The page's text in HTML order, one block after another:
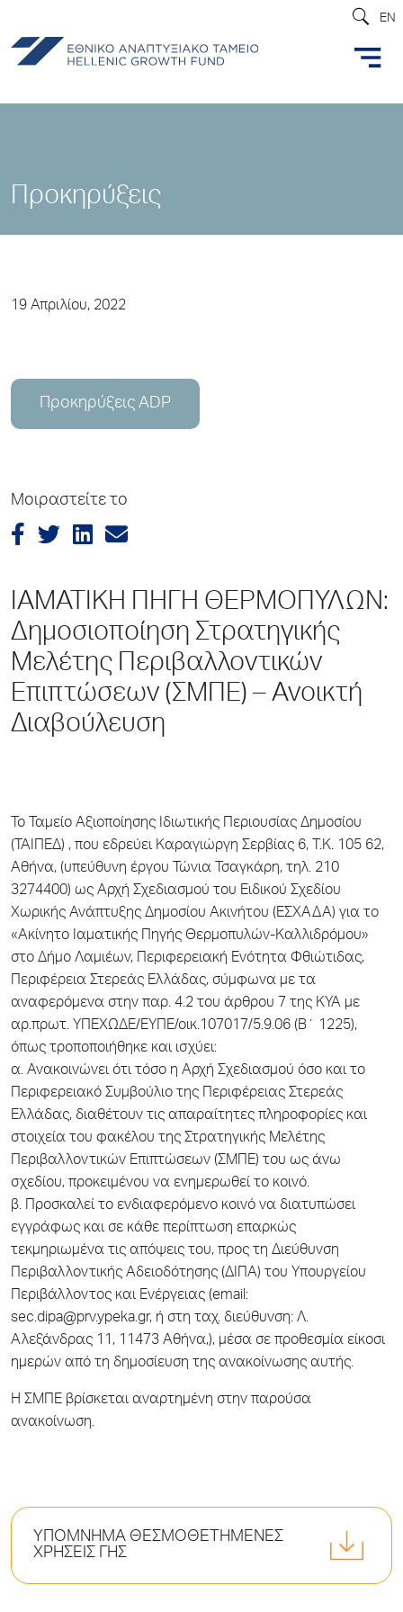
EN
Προκηρύξεις
19 Απριλίου, 2022
Προκηρύξεις ADP
Μοιραστείτε το
ΙΑΜΑΤΙΚΗ ΠΗΓΗ ΘΕΡΜΟΠΥΛΩΝ:
Δημοσιοποίηση Στρατηγικής
Μελέτης Περιβαλλοντικών
Επιπτώσεων (ΣΜΠΕ) – Ανοικτή
Διαβούλευση
Το Ταμείο Αξιοποίησης Ιδιωτικής Περιουσίας Δημοσίου
(ΤΑΙΠΕΔ) , που εδρεύει Καραγιώργη Σερβίας 6, Τ.Κ. 105 62,
Αθήνα, (υπεύθυνη έργου Τώνια Τσαγκάρη, τηλ. 210
3274400) ως Αρχή Σχεδιασμού του Ειδικού Σχεδίου
Χωρικής Ανάπτυξης Δημοσίου Ακινήτου (ΕΣΧΑΔΑ) για το
«Ακίνητο Ιαματικής Πηγής Θερμοπυλών-Καλλιδρόμου»
στο Δήμο Λαμιέων, Περιφερειακή Ενότητα Φθιώτιδας,
Περιφέρεια Στερεάς Ελλάδας, σύμφωνα με τα
αναφερόμενα στην παρ. 4.2 του άρθρου 7 της ΚΥΑ με
αρ.πρωτ. ΥΠΕΧΩΔΕ/ΕΥΠΕ/οικ.107017/5.9.06 (Β΄ 1225),
όπως τροποποιήθηκε και ισχύει:
α. Ανακοινώνει ότι τόσο η Αρχή Σχεδιασμού όσο και το
Περιφερειακό Συμβούλιο της Περιφέρειας Στερεάς
Ελλάδας, διαθέτουν τις απαραίτητες πληροφορίες και
στοιχεία του φακέλου της Στρατηγικής Μελέτης
Περιβαλλοντικών Επιπτώσεων (ΣΜΠΕ) του ως άνω
σχεδίου, προκειμένου να ενημερωθεί το κοινό.
β. Προσκαλεί το ενδιαφερόμενο κοινό να διατυπώσει
εγγράφως και σε κάθε περίπτωση επαρκώς
τεκμηριωμένα τις απόψεις του, προς τη Διεύθυνση
Περιβαλλοντικής Αδειοδότησης (ΔΙΠΑ) του Υπουργείου
Περιβάλλοντος και Ενέργειας (email:
sec.dipa@prv.ypeka.gr, ή στη ταχ. διεύθυνση: Λ.
Αλεξάνδρας 11, 11473 Αθήνα,), μέσα σε προθεσμία είκοσι
ημερών από τη δημοσίευση της ανακοίνωσης αυτής.
Η ΣΜΠΕ βρίσκεται αναρτημένη στην παρούσα
ανακοίνωση.
ΥΠΟΜΝΗΜΑ ΘΕΣΜΟΘΕΤΗΜΕΝΕΣ
ΧΡΗΣΕΙΣ ΓΗΣ